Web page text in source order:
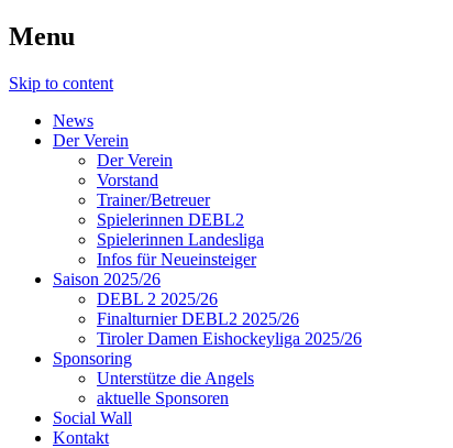
Menu
Skip to content
News
Der Verein
Der Verein
Vorstand
Trainer/Betreuer
Spielerinnen DEBL2
Spielerinnen Landesliga
Infos für Neueinsteiger
Saison 2025/26
DEBL 2 2025/26
Finalturnier DEBL2 2025/26
Tiroler Damen Eishockeyliga 2025/26
Sponsoring
Unterstütze die Angels
aktuelle Sponsoren
Social Wall
Kontakt